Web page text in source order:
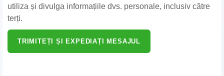
utiliza și divulga informațiile dvs. personale, inclusiv către
terți.